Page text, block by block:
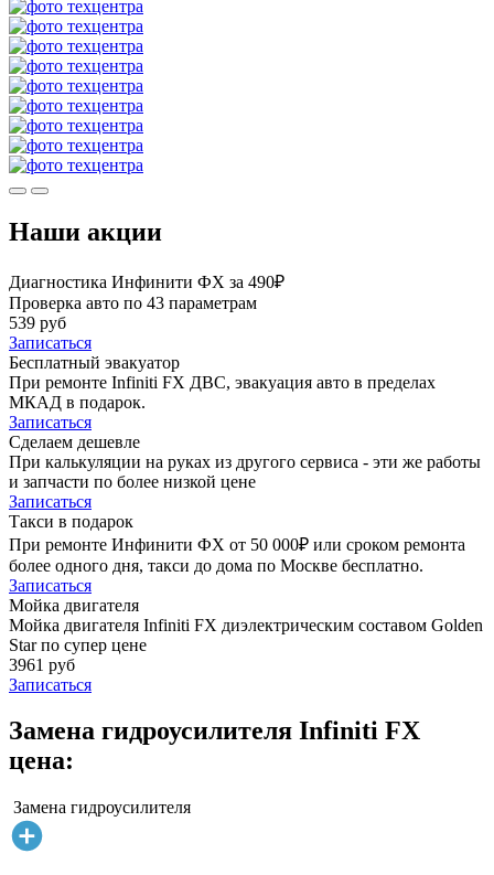
Наши акции
Диагностика Инфинити ФХ за 490₽
Проверка авто по 43 параметрам
539 руб
Записаться
Бесплатный эвакуатор
При ремонте Infiniti FX ДВС, эвакуация авто в пределах
МКАД в подарок.
Записаться
Сделаем дешевле
При калькуляции на руках из другого сервиса - эти же работы
и запчасти по более низкой цене
Записаться
Такси в подарок
При ремонте Инфинити ФХ от 50 000₽ или сроком ремонта
более одного дня, такси до дома по Москве бесплатно.
Записаться
Мойка двигателя
Мойка двигателя Infiniti FX диэлектрическим составом Golden
Star по супер цене
3961 руб
Записаться
Замена гидроусилителя Infiniti FX
цена:
Замена гидроусилителя